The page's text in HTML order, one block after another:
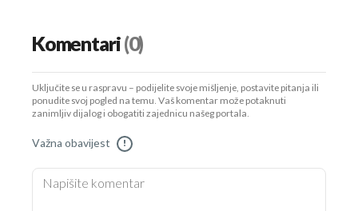
Komentari(0)
Uključite se u raspravu – podijelite svoje mišljenje, postavite pitanja ili
ponudite svoj pogled na temu. Vaš komentar može potaknuti
zanimljiv dijalog i obogatiti zajednicu našeg portala.
Važna obavijest !